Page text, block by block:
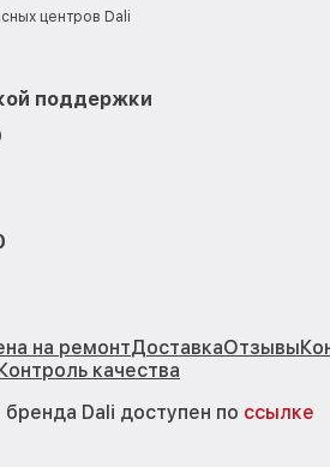
центров Dali
поддержки
на ремонтДоставкаОтзывы
качества
Dali доступен по ссылке